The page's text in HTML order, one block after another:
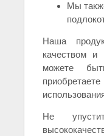
Мы
Наша
качеством и
можете
Не